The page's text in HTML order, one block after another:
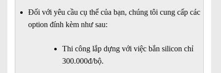
Đối với yêu cầu cụ thể của bạn, chúng tôi cung cấp các
option đính kèm như sau:
Thi công lắp dựng với việc bắn silicon chỉ
300.000đ/bộ.